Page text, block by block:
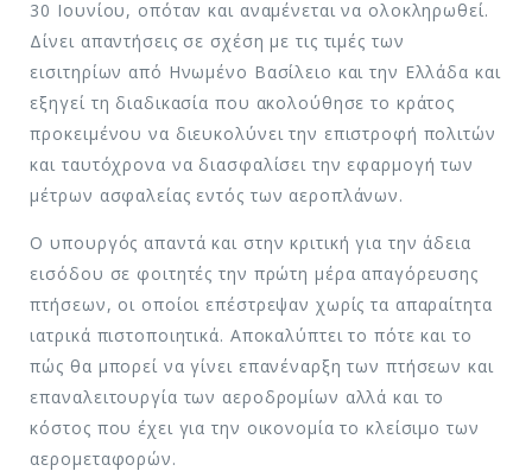
30 Ιουνίου, οπόταν και αναμένεται να ολοκληρωθεί.
Δίνει απαντήσεις σε σχέση με τις τιμές των
εισιτηρίων από Ηνωμένο Βασίλειο και την Ελλάδα και
εξηγεί τη διαδικασία που ακολούθησε το κράτος
προκειμένου να διευκολύνει την επιστροφή πολιτών
και ταυτόχρονα να διασφαλίσει την εφαρμογή των
μέτρων ασφαλείας εντός των αεροπλάνων.
Ο υπουργός απαντά και στην κριτική για την άδεια
εισόδου σε φοιτητές την πρώτη μέρα απαγόρευσης
πτήσεων, οι οποίοι επέστρεψαν χωρίς τα απαραίτητα
ιατρικά πιστοποιητικά. Αποκαλύπτει το πότε και το
πώς θα μπορεί να γίνει επανέναρξη των πτήσεων και
επαναλειτουργία των αεροδρομίων αλλά και το
κόστος που έχει για την οικονομία το κλείσιμο των
αερομεταφορών.